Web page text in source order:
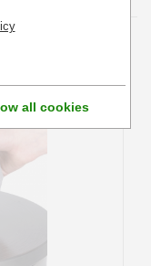
all cookies